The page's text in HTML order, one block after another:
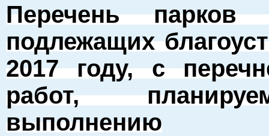
Перечень парков
подлежащих
2017году, с
работ,
выполнению